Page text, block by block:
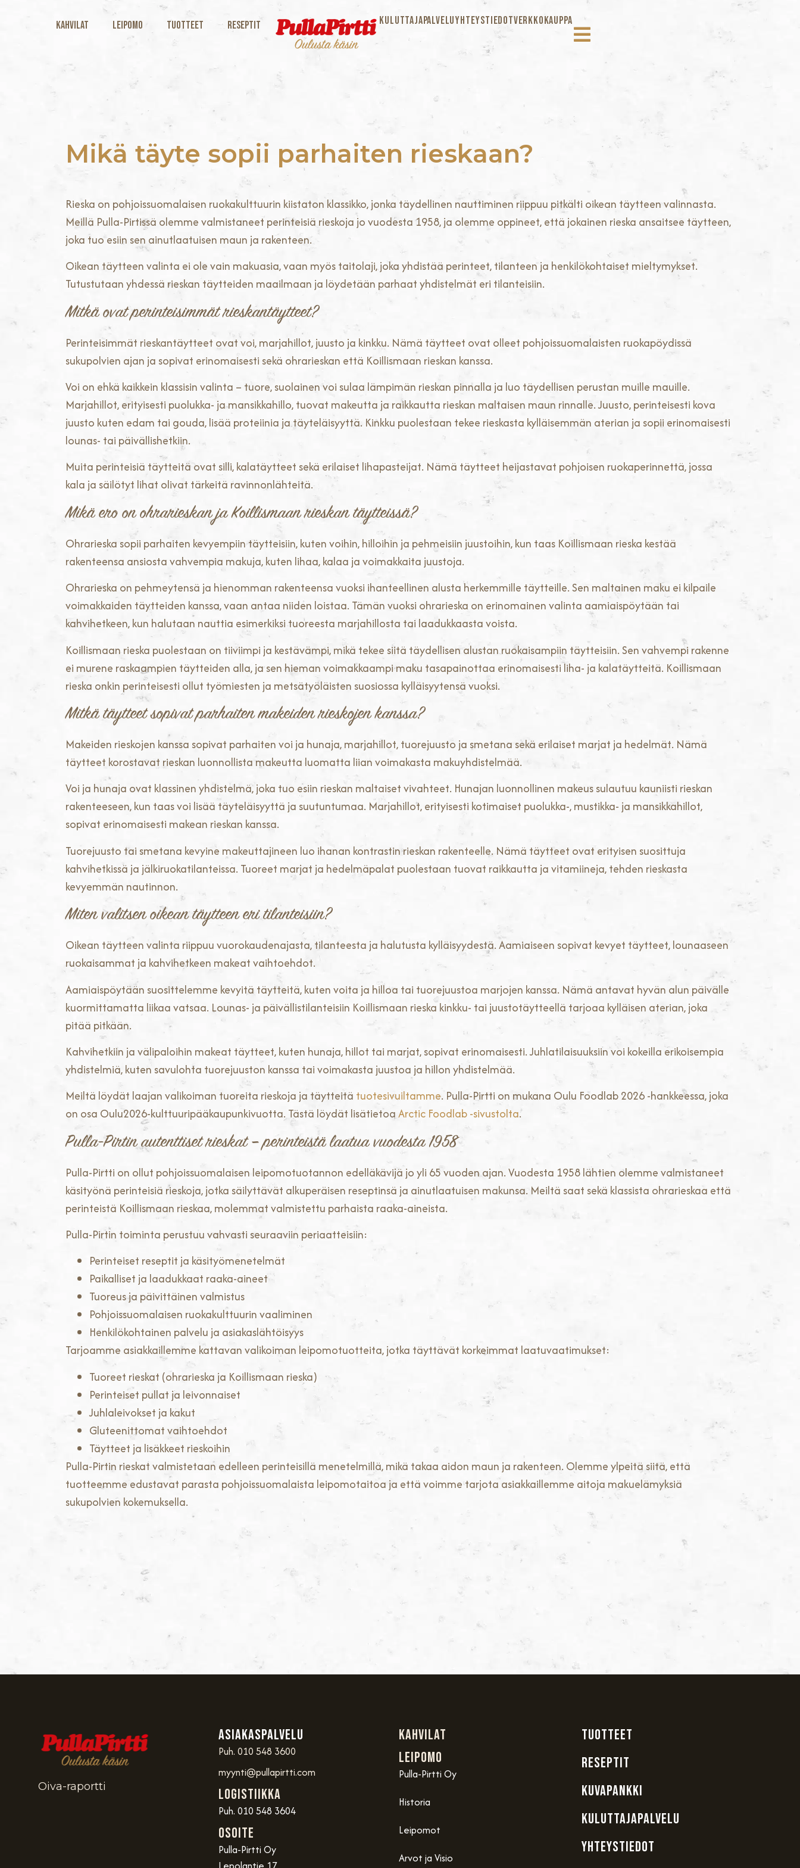
Kahvilat Leipomo Tuotteet Reseptit KULUTTAJAPALVELUYHTEYSTIEDOTVERKKOKAUPPA
Mikä täyte sopii parhaiten rieskaan?
Rieska on pohjoissuomalaisen ruokakulttuurin kiistaton klassikko, jonka täydellinen nauttiminen riippuu pitkälti oikean täytteen valinnasta.
Meillä Pulla-Pirtissä olemme valmistaneet perinteisiä rieskoja jo vuodesta 1958, ja olemme oppineet, että jokainen rieska ansaitsee täytteen,
joka tuo esiin sen ainutlaatuisen maun ja rakenteen.
Oikean täytteen valinta ei ole vain makuasia, vaan myös taitolaji, joka yhdistää perinteet, tilanteen ja henkilökohtaiset mieltymykset.
Tutustutaan yhdessä rieskan täytteiden maailmaan ja löydetään parhaat yhdistelmät eri tilanteisiin.
Mitkä ovat perinteisimmät rieskantäytteet?
Perinteisimmät rieskantäytteet ovat voi, marjahillot, juusto ja kinkku. Nämä täytteet ovat olleet pohjoissuomalaisten ruokapöydissä
sukupolvien ajan ja sopivat erinomaisesti sekä ohrarieskan että Koillismaan rieskan kanssa.
Voi on ehkä kaikkein klassisin valinta – tuore, suolainen voi sulaa lämpimän rieskan pinnalla ja luo täydellisen perustan muille mauille.
Marjahillot, erityisesti puolukka- ja mansikkahillo, tuovat makeutta ja raikkautta rieskan maltaisen maun rinnalle. Juusto, perinteisesti kova
juusto kuten edam tai gouda, lisää proteiinia ja täyteläisyyttä. Kinkku puolestaan tekee rieskasta kylläisemmän aterian ja sopii erinomaisesti
lounas- tai päivällishetkiin.
Muita perinteisiä täytteitä ovat silli, kalatäytteet sekä erilaiset lihapasteijat. Nämä täytteet heijastavat pohjoisen ruokaperinnettä, jossa
kala ja säilötyt lihat olivat tärkeitä ravinnonlähteitä.
Mikä ero on ohrarieskan ja Koillismaan rieskan täytteissä?
Ohrarieska sopii parhaiten kevyempiin täytteisiin, kuten voihin, hilloihin ja pehmeisiin juustoihin, kun taas Koillismaan rieska kestää
rakenteensa ansiosta vahvempia makuja, kuten lihaa, kalaa ja voimakkaita juustoja.
Ohrarieska on pehmeytensä ja hienomman rakenteensa vuoksi ihanteellinen alusta herkemmille täytteille. Sen maltainen maku ei kilpaile
voimakkaiden täytteiden kanssa, vaan antaa niiden loistaa. Tämän vuoksi ohrarieska on erinomainen valinta aamiaispöytään tai
kahvihetkeen, kun halutaan nauttia esimerkiksi tuoreesta marjahillosta tai laadukkaasta voista.
Koillismaan rieska puolestaan on tiiviimpi ja kestävämpi, mikä tekee siitä täydellisen alustan ruokaisampiin täytteisiin. Sen vahvempi rakenne
ei murene raskaampien täytteiden alla, ja sen hieman voimakkaampi maku tasapainottaa erinomaisesti liha- ja kalatäytteitä. Koillismaan
rieska onkin perinteisesti ollut työmiesten ja metsätyöläisten suosiossa kylläisyytensä vuoksi.
Mitkä täytteet sopivat parhaiten makeiden rieskojen kanssa?
Makeiden rieskojen kanssa sopivat parhaiten voi ja hunaja, marjahillot, tuorejuusto ja smetana sekä erilaiset marjat ja hedelmät. Nämä
täytteet korostavat rieskan luonnollista makeutta luomatta liian voimakasta makuyhdistelmää.
Voi ja hunaja ovat klassinen yhdistelmä, joka tuo esiin rieskan maltaiset vivahteet. Hunajan luonnollinen makeus sulautuu kauniisti rieskan
rakenteeseen, kun taas voi lisää täyteläisyyttä ja suutuntumaa. Marjahillot, erityisesti kotimaiset puolukka-, mustikka- ja mansikkahillot,
sopivat erinomaisesti makean rieskan kanssa.
Tuorejuusto tai smetana kevyine makeuttajineen luo ihanan kontrastin rieskan rakenteelle. Nämä täytteet ovat erityisen suosittuja
kahvihetkissä ja jälkiruokatilanteissa. Tuoreet marjat ja hedelmäpalat puolestaan tuovat raikkautta ja vitamiineja, tehden rieskasta
kevyemmän nautinnon.
Miten valitsen oikean täytteen eri tilanteisiin?
Oikean täytteen valinta riippuu vuorokaudenajasta, tilanteesta ja halutusta kylläisyydestä. Aamiaiseen sopivat kevyet täytteet, lounaaseen
ruokaisammat ja kahvihetkeen makeat vaihtoehdot.
Aamiaispöytään suosittelemme kevyitä täytteitä, kuten voita ja hilloa tai tuorejuustoa marjojen kanssa. Nämä antavat hyvän alun päivälle
kuormittamatta liikaa vatsaa. Lounas- ja päivällistilanteisiin Koillismaan rieska kinkku- tai juustotäytteellä tarjoaa kylläisen aterian, joka
pitää pitkään.
Kahvihetkiin ja välipaloihin makeat täytteet, kuten hunaja, hillot tai marjat, sopivat erinomaisesti. Juhlatilaisuuksiin voi kokeilla erikoisempia
yhdistelmiä, kuten savulohta tuorejuuston kanssa tai voimakasta juustoa ja hillon yhdistelmää.
Meiltä löydät laajan valikoiman tuoreita rieskoja ja täytteitä tuotesivuiltamme. Pulla-Pirtti on mukana Oulu Foodlab 2026 -hankkeessa, joka
on osa Oulu2026-kulttuuripääkaupunkivuotta. Tästä löydät lisätietoaArctic Foodlab -sivustolta.
Pulla-Pirtin autenttiset rieskat – perinteistä laatua vuodesta 1958
Pulla-Pirtti on ollut pohjoissuomalaisen leipomotuotannon edelläkävijä jo yli 65 vuoden ajan. Vuodesta 1958 lähtien olemme valmistaneet
käsityönä perinteisiä rieskoja, jotka säilyttävät alkuperäisen reseptinsä ja ainutlaatuisen makunsa. Meiltä saat sekä klassista ohrarieskaa että
perinteistä Koillismaan rieskaa, molemmat valmistettu parhaista raaka-aineista.
Pulla-Pirtin toiminta perustuu vahvasti seuraaviin periaatteisiin:
Perinteiset reseptit ja käsityömenetelmät
Paikalliset ja laadukkaat raaka-aineet
Tuoreus ja päivittäinen valmistus
Pohjoissuomalaisen ruokakulttuurin vaaliminen
Henkilökohtainen palvelu ja asiakaslähtöisyys
Tarjoamme asiakkaillemme kattavan valikoiman leipomotuotteita, jotka täyttävät korkeimmat laatuvaatimukset:
Tuoreet rieskat (ohrarieska ja Koillismaan rieska)
Perinteiset pullat ja leivonnaiset
Juhlaleivokset ja kakut
Gluteenittomat vaihtoehdot
Täytteet ja lisäkkeet rieskoihin
Pulla-Pirtin rieskat valmistetaan edelleen perinteisillä menetelmillä, mikä takaa aidon maun ja rakenteen. Olemme ylpeitä siitä, että
tuotteemme edustavat parasta pohjoissuomalaista leipomotaitoa ja että voimme tarjota asiakkaillemme aitoja makuelämyksiä
sukupolvien kokemuksella.
Oiva-raportti
Asiakaspalvelu
Puh. 010 548 3600
myynti@pullapirtti.com
Logistiikka
Puh. 010 548 3604
OSOITE
Pulla-Pirtti Oy
Kahvilat
Leipomo
Pulla-Pirtti Oy
Historia
Leipomot
Arvot ja Visio
TUOTTEET
RESEPTIT
KUVAPANKKI
KULUTTAJAPALVELU
YHTEYSTIEDOT